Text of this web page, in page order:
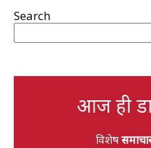
Search
आज ही
विशेष